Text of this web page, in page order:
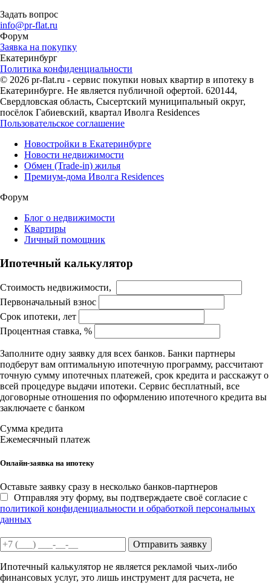
Задать вопрос
info@pr-flat.ru
Форум
Заявка на покупку
Екатеринбург
Политика конфиденциальности
© 2026 pr-flat.ru - сервис покупки новых квартир в ипотеку в
Екатеринбурге. Не является публичной офертой. 620144,
Свердловская область, Сысертский муниципальный округ,
посёлок Габиевский, квартал Иволга Residences
Пользовательское соглашение
Новостройки в Екатеринбурге
Новости недвижимости
Обмен (Trade-in) жилья
Премиум-дома Иволга Residences
Форум
Блог о недвижимости
Квартиры
Личный помощник
Ипотечный калькулятор
Стоимость недвижимости,
Первоначальный взнос
Срок ипотеки, лет
Процентная ставка, %
Заполните одну заявку для всех банков. Банки партнеры
подберут вам оптимальную ипотечную программу, рассчитают
точную сумму ипотечных платежей, срок кредита и расскажут о
всей процедуре выдачи ипотеки. Сервис бесплатный, все
договорные отношения по оформлению ипотечного кредита вы
заключаете с банком
Сумма кредита
Ежемесячный платеж
Онлайн-заявка на ипотеку
Оставьте заявку сразу в несколько банков-партнеров
Отправляя эту форму, вы подтверждаете своё согласие с
политикой конфиденциальности и обработкой персональных
данных
Отправить заявку
Ипотечный калькулятор не является рекламой чьих-либо
финансовых услуг, это лишь инструмент для расчета, не